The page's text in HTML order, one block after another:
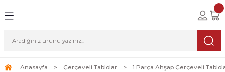
Tablolar
Sanat
Anasayfa Çerçeveli Tablolar 1 Parça Ahşap Çerçeveli